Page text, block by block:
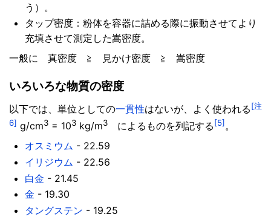
う）。
タップ密度：粉体を容器に詰める際に振動させてより
充填させて測定した嵩密度。
一般に 真密度 ≧ 見かけ密度 ≧ 嵩密度
いろいろな物質の密度
以下では、単位としての一貫性はないが、よく使われる[注
6] g/cm3 = 103 kg/m3 によるものを列記する [5] 。
オスミウム - 22.59
イリジウム - 22.56
白金 - 21.45
金 - 19.30
タングステン - 19.25